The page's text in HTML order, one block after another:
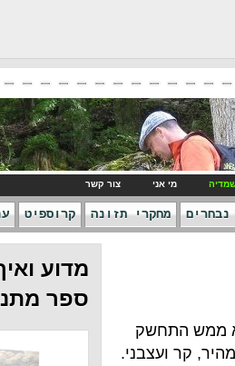
צור קשר
תזונה קרוספיט ענו על סקר
מדוע ואיך
ספר מתנה